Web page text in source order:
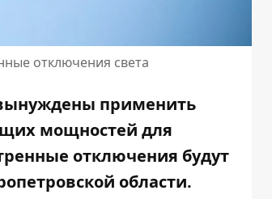
отключения света
применить
мощностей для
отключения будут
области.